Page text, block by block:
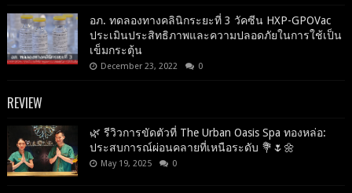
อภ. ทดลองทางคลินิกระยะที่ 3 วัคซีน HXP-GPOVac
ประเมินประสิทธิภาพและความปลอดภัยในการใช้เป็น
เข็มกระตุ้น
December 23, 2022 0
REVIEW
🌿 รีวิวการขัดตัวที่ The Urban Oasis Spa ทองหล่อ:
ประสบการณ์ผ่อนคลายที่เหนือระดับ 💐🌷🌼
May 19, 2025 0